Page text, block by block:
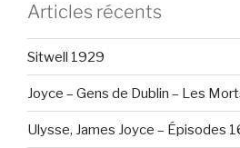
Articles récents
Sitwell 1929
Joyce – Gens de Dublin – Les
Ulysse, James Joyce – Épisodes